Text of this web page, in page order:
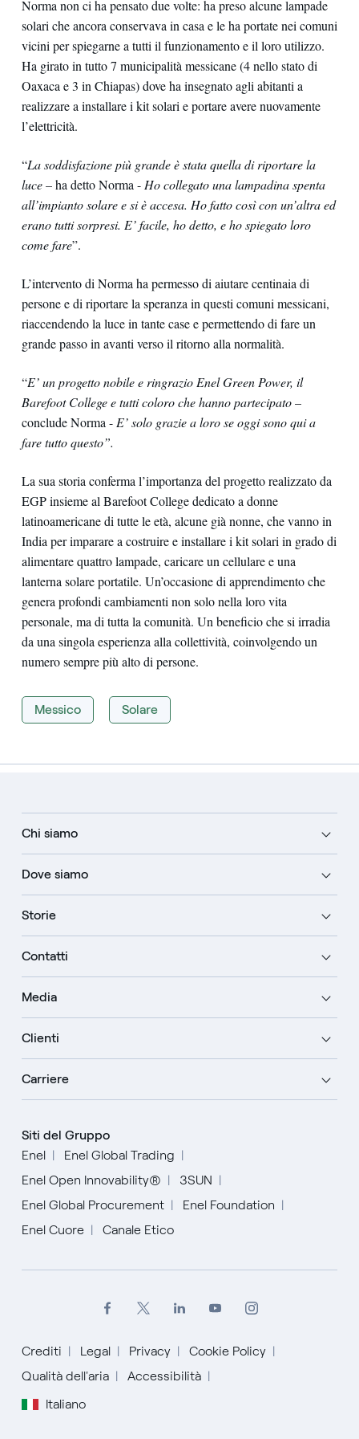
Norma non ci ha pensato due volte: ha preso alcune lampade
solari che ancora conservava in casa e le ha portate nei comuni
vicini per spiegarne a tutti il funzionamento e il loro utilizzo.
Ha girato in tutto 7 municipalità messicane (4 nello stato di
Oaxaca e 3 in Chiapas) dove ha insegnato agli abitanti a
realizzare a installare i kit solari e portare avere nuovamente
l’elettricità.
“La soddisfazione più grande è stata quella di riportare la
luce– ha detto Norma - Ho collegato una lampadina spenta
all’impianto solare e si è accesa. Ho fatto così con un’altra ed
erano tutti sorpresi. E’ facile, ho detto, e ho spiegato loro
come fare”.
L’intervento di Norma ha permesso di aiutare centinaia di
persone e di riportare la speranza in questi comuni messicani,
riaccendendo la luce in tante case e permettendo di fare un
grande passo in avanti verso il ritorno alla normalità.
“E’ un progetto nobile e ringrazio Enel Green Power, il
Barefoot College e tutti coloro che hanno partecipato–
conclude Norma - E’ solo grazie a loro se oggi sono qui a
fare tutto questo”.
La sua storia conferma l’importanza del progetto realizzato da
EGP insieme al Barefoot College dedicato a donne
latinoamericane di tutte le età, alcune già nonne, che vanno in
India per imparare a costruire e installare i kit solari in grado di
alimentare quattro lampade, caricare un cellulare e una
lanterna solare portatile. Un’occasione di apprendimento che
genera profondi cambiamenti non solo nella loro vita
personale, ma di tutta la comunità. Un beneficio che si irradia
da una singola esperienza alla collettività, coinvolgendo un
numero sempre più alto di persone.
Messico Solare
Chi siamo
Dove siamo
Storie
Contatti
Media
Clienti
Carriere
Siti del Gruppo
Enel
Enel Global Trading
Enel Open Innovability®
3SUN
Enel Global Procurement
Enel Foundation
Enel Cuore
Canale Etico
Crediti Legal Privacy
Cookie Policy
Qualità dell'aria
Accessibilità
Italiano
English